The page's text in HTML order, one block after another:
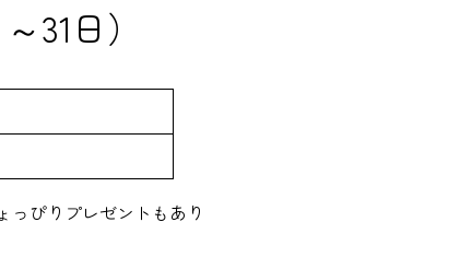
31日）
っぴりプレゼントもあり